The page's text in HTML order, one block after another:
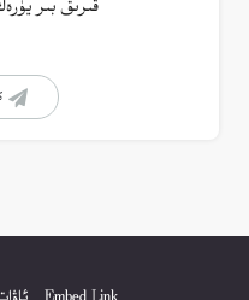
قىرىق بىر